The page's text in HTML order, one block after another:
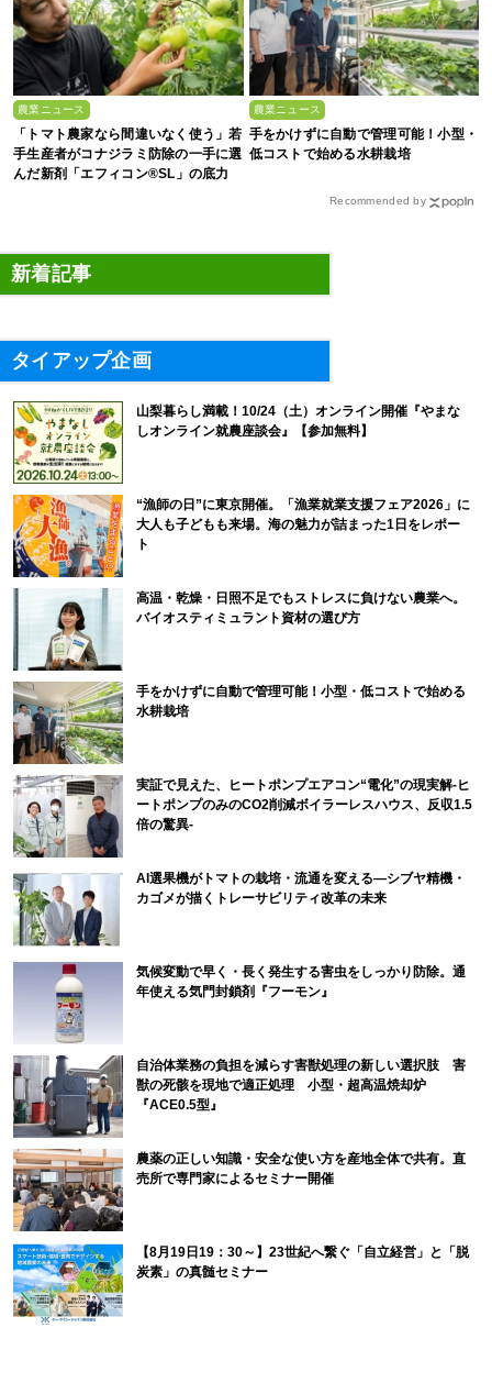
農業ニュース
「トマト農家なら間違いなく使う」若
手生産者がコナジラミ防除の一手に選
んだ新剤「エフィコン®SL」の底力
農業ニュース
手をかけずに自動で管理可能！小型・
低コストで始める水耕栽培
Recommended by
新着記事
タイアップ企画
山梨暮らし満載！10/24（土）オンライン開催『やまな
しオンライン就農座談会』【参加無料】
“漁師の日”に東京開催。「漁業就業支援フェア2026」に
大人も子どもも来場。海の魅力が詰まった1日をレポー
ト
高温・乾燥・日照不足でもストレスに負けない農業へ。
バイオスティミュラント資材の選び方
手をかけずに自動で管理可能！小型・低コストで始める
水耕栽培
実証で見えた、ヒートポンプエアコン“電化”の現実解-ヒ
ートポンプのみのCO2削減ボイラーレスハウス、反収1.5
倍の驚異-
AI選果機がトマトの栽培・流通を変える―シブヤ精機・
カゴメが描くトレーサビリティ改革の未来
気候変動で早く・長く発生する害虫をしっかり防除。通
年使える気門封鎖剤『フーモン』
自治体業務の負担を減らす害獣処理の新しい選択肢 害
獣の死骸を現地で適正処理 小型・超高温焼却炉
『ACE0.5型』
農薬の正しい知識・安全な使い方を産地全体で共有。直
売所で専門家によるセミナー開催
【8月19日19：30～】23世紀へ繋ぐ「自立経営」と「脱
炭素」の真髄セミナー